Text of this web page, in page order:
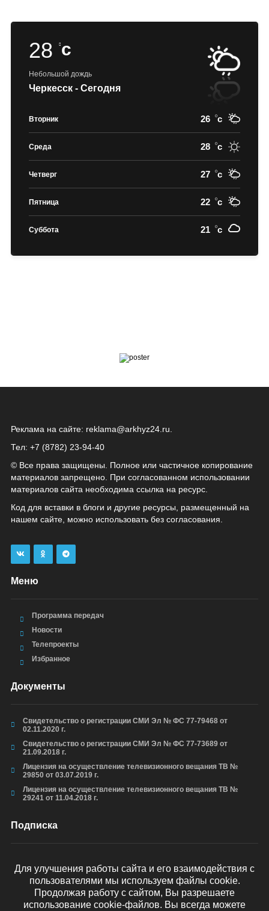
28 c
Небольшой дождь
Черкесск - Сегодня
Вторник 26 c
Среда 28 c
Четверг 27 c
Пятница 22 c
Суббота 21 c
Реклама на сайте: reklama@arkhyz24.ru
Тел: +7 (8782) 23‑94‑40
© Все права защищены. Полное или частичное копирование
материалов запрещено. При согласованном использовании
материалов сайта необходима ссылка на ресурс.
Код для вставки в блоги и другие ресурсы, размещенный на
нашем сайте, можно использовать без согласования.
Меню
Программа передач
Новости
Телепроекты
Избранное
Документы
Свидетельство о регистрации СМИ Эл № ФС 77-79468 от
02.11.2020 г.
Свидетельство о регистрации СМИ Эл № ФС 77-73689 от
21.09.2018 г.
Лицензия на осуществление телевизионного вещания ТВ №
29850 от 03.07.2019 г.
Лицензия на осуществление телевизионного вещания ТВ №
29241 от 11.04.2018 г.
Подписка
ОТПРАВИТЬ
Для улучшения работы сайта и его взаимодействия с
пользователями мы используем файлы cookie.
Продолжая работу с сайтом, Вы разрешаете
использование cookie-файлов. Вы всегда можете